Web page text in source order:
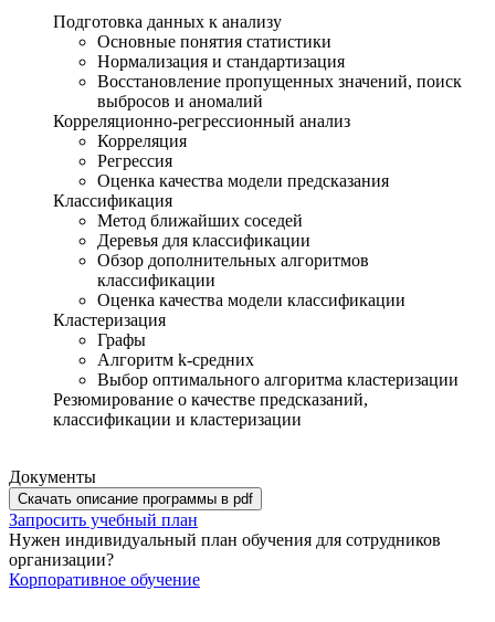
Подготовка данных к анализу
Основные понятия статистики
Нормализация и стандартизация
Восстановление пропущенных значений, поиск
выбросов и аномалий
Корреляционно-регрессионный анализ
Корреляция
Регрессия
Оценка качества модели предсказания
Классификация
Метод ближайших соседей
Деревья для классификации
Обзор дополнительных алгоритмов
классификации
Оценка качества модели классификации
Кластеризация
Графы
Алгоритм k-средних
Выбор оптимального алгоритма кластеризации
Резюмирование о качестве предсказаний,
классификации и кластеризации
Документы
Скачать описание программы в pdf
Запросить учебный план
Нужен индивидуальный план обучения для сотрудников
организации?
Корпоративное обучение